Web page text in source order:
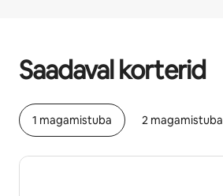
Saadaval korterid
1 magamistuba 2 magamistuba